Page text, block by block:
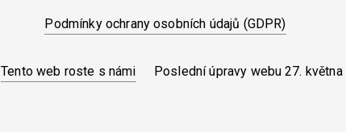
Podmínky ochrany osobních údajů (GDPR)
Tento web roste s námi Poslední úpravy webu 27. května